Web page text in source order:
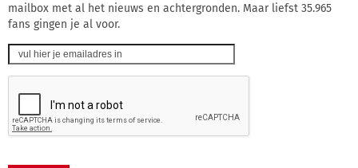
mailbox met al het nieuws en achtergronden. Maar liefst 35.965
fans gingen je al voor.